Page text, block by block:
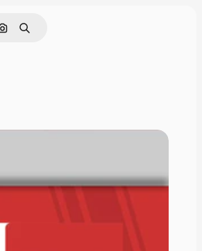
画像で検索
検索